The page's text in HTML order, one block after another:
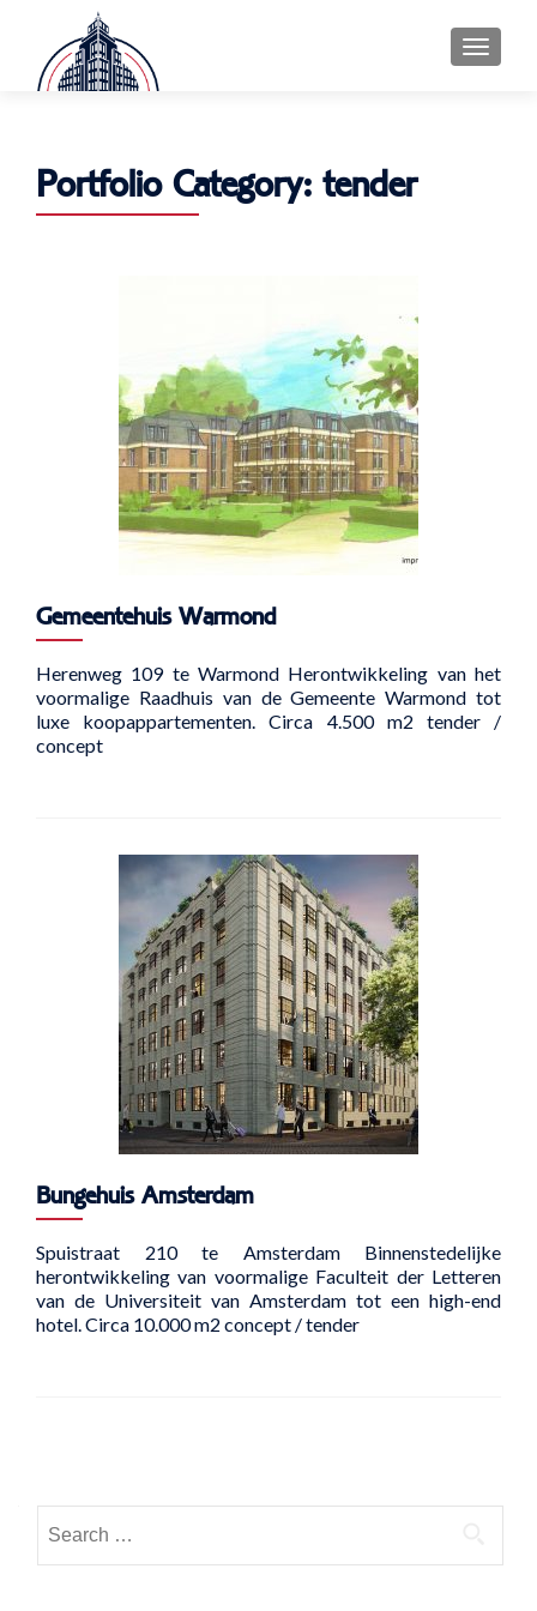
MENU
Portfolio Category:tender
Gemeentehuis Warmond
Herenweg 109 te Warmond Herontwikkeling van het
voormalige Raadhuis van de Gemeente Warmond tot
luxe koopappartementen. Circa 4.500 m2 tender /
concept
Bungehuis Amsterdam
Spuistraat 210 te Amsterdam Binnenstedelijke
herontwikkeling van voormalige Faculteit der Letteren
van de Universiteit van Amsterdam tot een high-end
hotel. Circa 10.000 m2 concept / tender
navigation
for: